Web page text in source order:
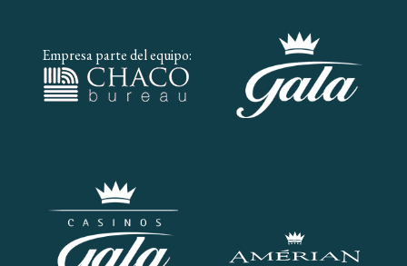
Empresa parte del equipo: